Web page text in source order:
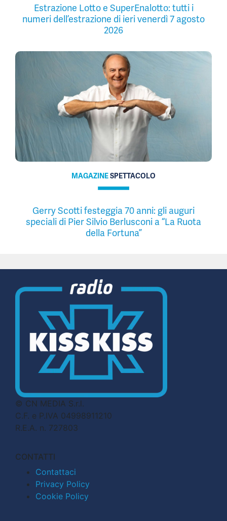
Estrazione Lotto e SuperEnalotto: tutti i
numeri dell’estrazione di ieri venerdì 7 agosto
2026
MAGAZINESPETTACOLO
Gerry Scotti festeggia 70 anni: gli auguri
speciali di Pier Silvio Berlusconi a “La Ruota
della Fortuna”
© CN MEDIA S.r.l.
C.F. e P.IVA 04998911210
R.E.A. n. 727803
CONTATTI
Contattaci
Privacy Policy
Cookie Policy